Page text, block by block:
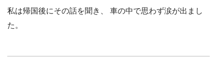
私は帰国後にその話を聞き、 車の中で思わず涙が出まし
た。